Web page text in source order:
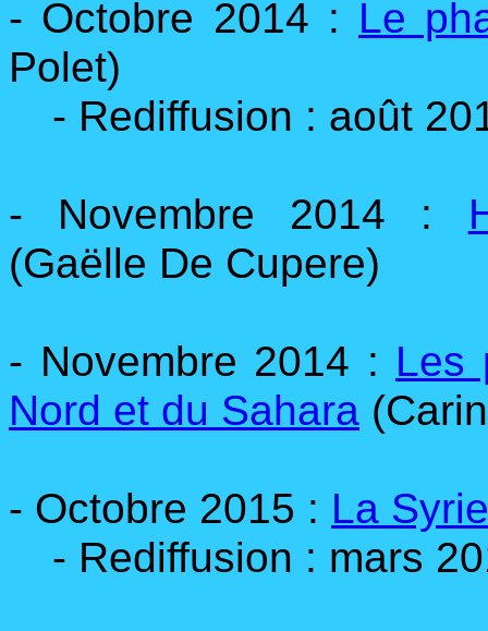
- Octobre 2014 : Le
Polet)
- Rediffusion : août
- Novembre 2014 :
(Gaëlle De Cupere)
- Novembre 2014 : Les
Nord et du Sahara
- Octobre 2015 : La
- Rediffusion : mars